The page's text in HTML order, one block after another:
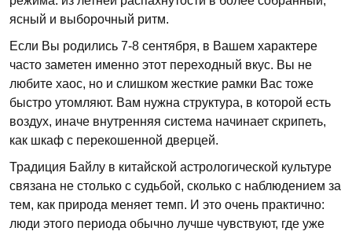
ясный и выборочный ритм.
Если Вы родились 7-8 сентября, в Вашем характере
часто заметен именно этот переходный вкус. Вы не
любите хаос, но и слишком жесткие рамки Вас тоже
быстро утомляют. Вам нужна структура, в которой есть
воздух, иначе внутренняя система начинает скрипеть,
как шкаф с перекошенной дверцей.
Традиция Байлу в китайской астрологической культуре
связана не столько с судьбой, сколько с наблюдением за
тем, как природа меняет темп. И это очень практично:
люди этого периода обычно лучше чувствуют, где уже